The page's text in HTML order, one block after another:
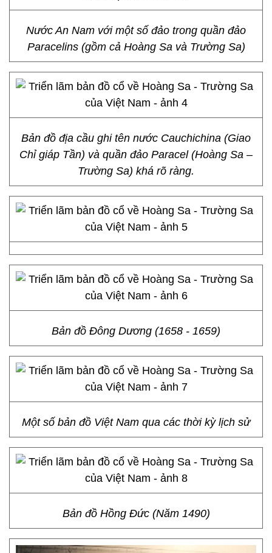
Nước An Nam với một số đảo trong quần đảo
Paracelins (gồm cả Hoàng Sa và Trường Sa)
Bản đồ địa cầu ghi tên nước Cauchichina (Giao
Chỉ giáp Tần) và quần đảo Paracel (Hoàng Sa –
Trường Sa) khá rõ ràng.
Bản đồ Đông Dương (1658 - 1659)
Một số bản đồ Việt Nam qua các thời kỳ lịch sử
Bản đồ Hồng Đức (Năm 1490)